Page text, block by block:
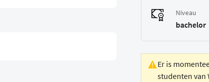
Niveau
bachelor
Er is
studenten van